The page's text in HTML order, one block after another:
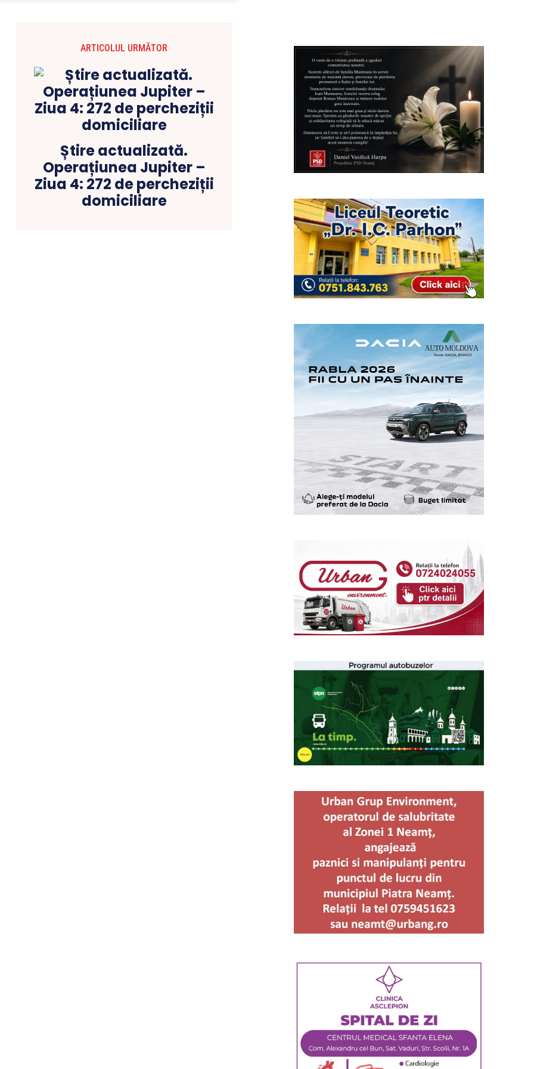
ARTICOLUL URMĂTOR
Știre actualizată.
Operațiunea Jupiter –
Ziua 4: 272 de percheziții
domiciliare